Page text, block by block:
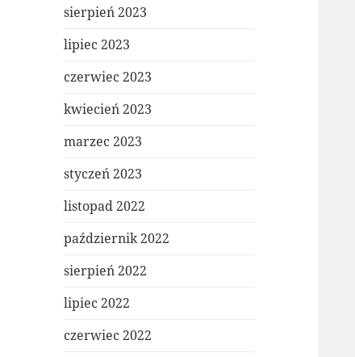
sierpień 2023
lipiec 2023
czerwiec 2023
kwiecień 2023
marzec 2023
styczeń 2023
listopad 2022
październik 2022
sierpień 2022
lipiec 2022
czerwiec 2022